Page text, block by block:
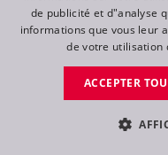
de publicité et d"analyse
informations que vous leur
de votre utilisation
ACCEPTER